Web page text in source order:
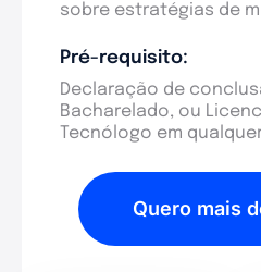
sobre estratégias de
Pré-requisito:
Declaração de
Bacharelado, ou
Tecnólogo em
Quero mais